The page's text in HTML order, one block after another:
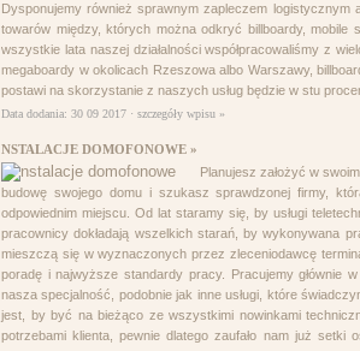
Dysponujemy również sprawnym zapleczem
towarów między, których można odkryć billboardy, mobile
wszystkie lata naszej działalności współpracowaliśmy z
megaboardy w okolicach Rzeszowa albo Warszawy,
postawi na skorzystanie z naszych usług będzie w stu
Data dodania: 30 09 2017 · szczegóły wpisu »
NSTALACJE DOMOFONOWE »
Planujesz założyć w
budowę swojego domu i szukasz sprawdzonej firmy,
odpowiednim miejscu. Od lat staramy się, by usługi
pracownicy dokładają wszelkich starań, by wykonywana
mieszczą się w wyznaczonych przez zleceniodawcę
poradę i najwyższe standardy pracy. Pracujemy głównie
nasza specjalność, podobnie jak inne usługi, które
jest, by być na bieżąco ze wszystkimi nowinkami
potrzebami klienta, pewnie dlatego zaufało nam już